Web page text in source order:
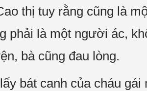
thị tuy rằng cũng là
phải là một người ác,
bà cũng đau lòng.
bát canh của cháu